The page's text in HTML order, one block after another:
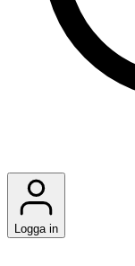
Logga in